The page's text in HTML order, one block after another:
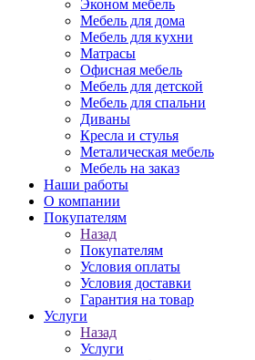
Эконом мебель
Мебель для дома
Мебель для кухни
Матрасы
Офисная мебель
Мебель для детской
Мебель для спальни
Диваны
Кресла и стулья
Металическая мебель
Мебель на заказ
Наши работы
О компании
Покупателям
Назад
Покупателям
Условия оплаты
Условия доставки
Гарантия на товар
Услуги
Назад
Услуги